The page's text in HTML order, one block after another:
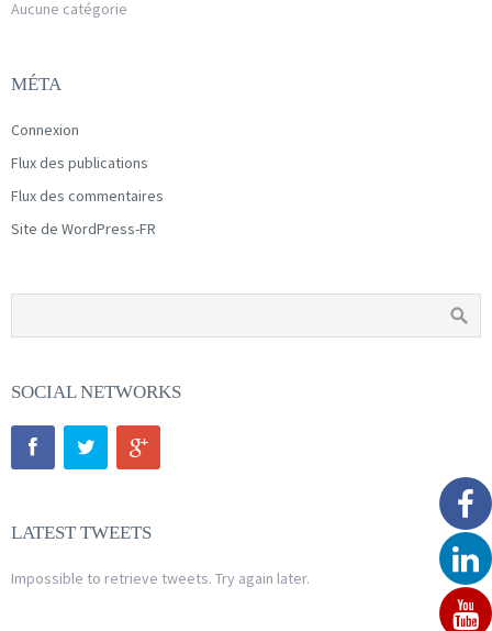
Aucune catégorie
MÉTA
Connexion
Flux des publications
Flux des commentaires
Site de WordPress-FR
SOCIAL NETWORKS
LATEST TWEETS
Impossible to retrieve tweets. Try again later.